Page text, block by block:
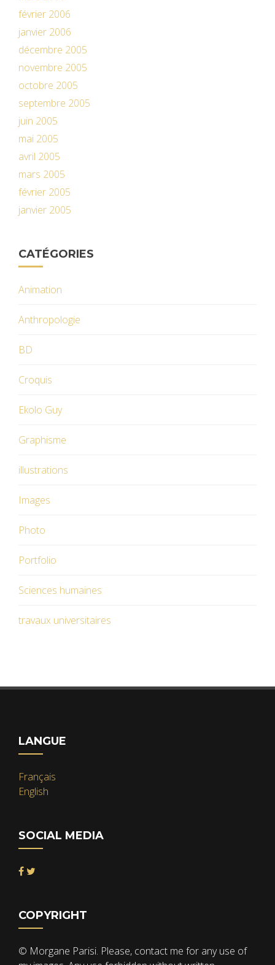
février 2006
janvier 2006
décembre 2005
novembre 2005
octobre 2005
septembre 2005
juin 2005
mai 2005
avril 2005
mars 2005
février 2005
janvier 2005
CATÉGORIES
Animation
Anthropologie
BD
Croquis
Ekolo Guy
Graphisme
illustrations
Images
Photo
Portfolio
Sciences humaines
travaux universitaires
LANGUE
Français
English
SOCIAL MEDIA
COPYRIGHT
© Morgane Parisi. Please, contact me for any use of